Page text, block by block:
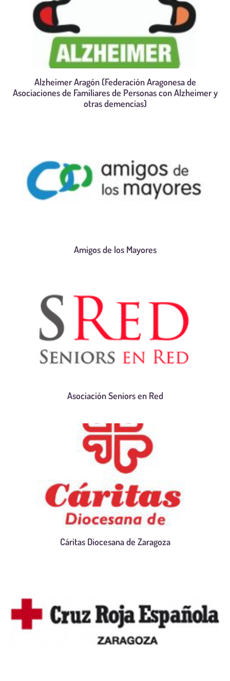
Alzheimer Aragón (Federación Aragonesa de
Asociaciones de Familiares de Personas con Alzheimer y
otras demencias)
Amigos de los Mayores
Asociación Seniors en Red
Cáritas Diocesana de Zaragoza